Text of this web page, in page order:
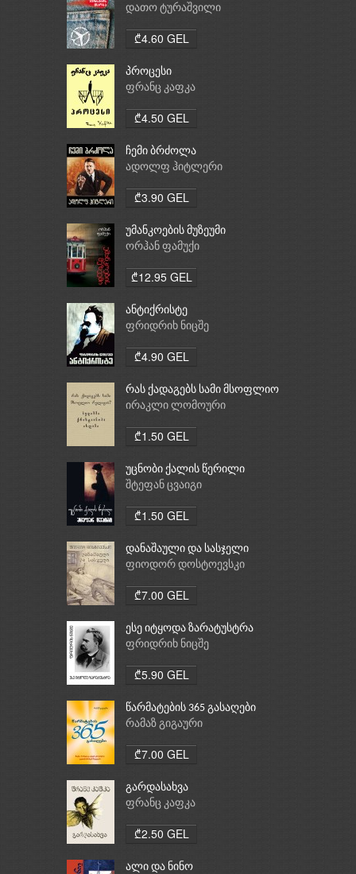
დათო ტურაშვილი
₾4.60 GEL
პროცესი
ფრანც კაფკა
₾4.50 GEL
ჩემი ბრძოლა
ადოლფ ჰიტლერი
₾3.90 GEL
უმანკოების მუზეუმი
ორჰან ფამუქი
₾12.95 GEL
ანტიქრისტე
ფრიდრიხ ნიცშე
₾4.90 GEL
რას ქადაგებს სამი მსოფლიო
რელიგია: ბუდიზმი,
ირაკლი ლომოური
₾1.50 GEL
უცნობი ქალის წერილი
შტეფან ცვაიგი
₾1.50 GEL
დანაშაული და სასჯელი
ფიოდორ დოსტოევსკი
₾7.00 GEL
ესე იტყოდა ზარატუსტრა
ფრიდრიხ ნიცშე
₾5.90 GEL
წარმატების 365 გასაღები
რამაზ გიგაური
₾7.00 GEL
გარდასახვა
ფრანც კაფკა
₾2.50 GEL
ალი და ნინო